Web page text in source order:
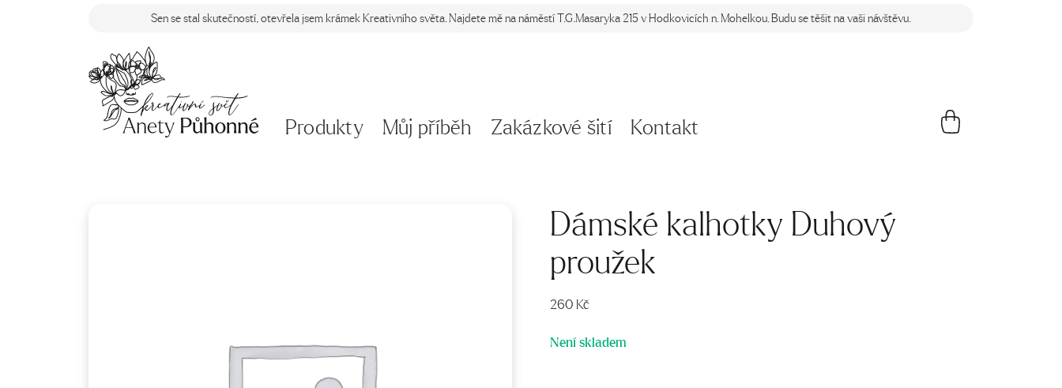
Sen se stal skutečností, otevřela jsem krámek Kreativního světa. Najdete mě na náměstí T.G.Masaryka 215 v Hodkovicích n. Mohelkou. Budu se těšit na vaši návštěvu.
Produkty Můj příběh Zakázkové šití Kontakt
Dámské kalhotky Duhový
proužek
260 Kč
Není skladem